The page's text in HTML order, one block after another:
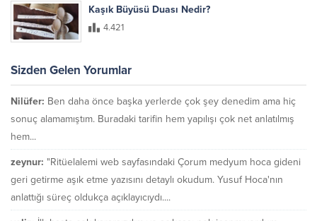
Kaşık Büyüsü Duası Nedir?
4.421
Sizden Gelen Yorumlar
Nilüfer: Ben daha önce başka yerlerde çok şey denedim ama hiç
sonuç alamamıştım. Buradaki tarifin hem yapılışı çok net anlatılmış
hem...
zeynur: "Ritüelalemi web sayfasındaki Çorum medyum hoca gideni
geri getirme aşık etme yazısını detaylı okudum. Yusuf Hoca'nın
anlattığı süreç oldukça açıklayıcıydı....